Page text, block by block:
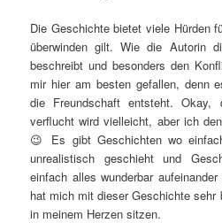
Die Geschichte bietet viele Hürden
überwinden gilt. Wie die Autorin
beschreibt und besonders den
mir hier am besten gefallen, denn
die Freundschaft entsteht.
verflucht wird vielleicht, aber ich
😉 Es gibt Geschichten wo
unrealistisch geschieht und
einfach alles wunderbar
hat mich mit dieser Geschichte sehr
in meinem Herzen sitzen.